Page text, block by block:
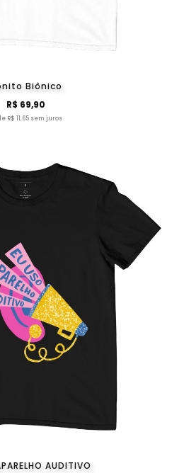
Biônico
R$ 69,90
R$ 11,65 sem juros
AUDITIVO